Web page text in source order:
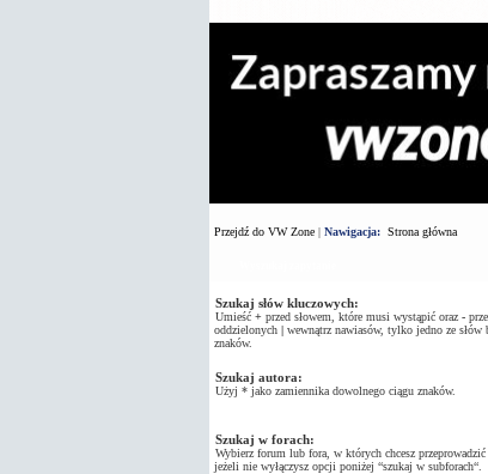
Przejdź do VW Zone| Nawigacja: Strona główna
Szukaj słów kluczowych:
Umieść +przed słowem, które musi wystąpić oraz -
oddzielonych |wewnątrz nawiasów, tylko jedno ze słów
znaków.
Szukaj autora:
Użyj * jako zamiennika dowolnego ciągu znaków.
Szukaj w forach:
Wybierz forum lub fora, w których chcesz
jeżeli nie wyłączysz opcji poniżej “szukaj w subforach“.